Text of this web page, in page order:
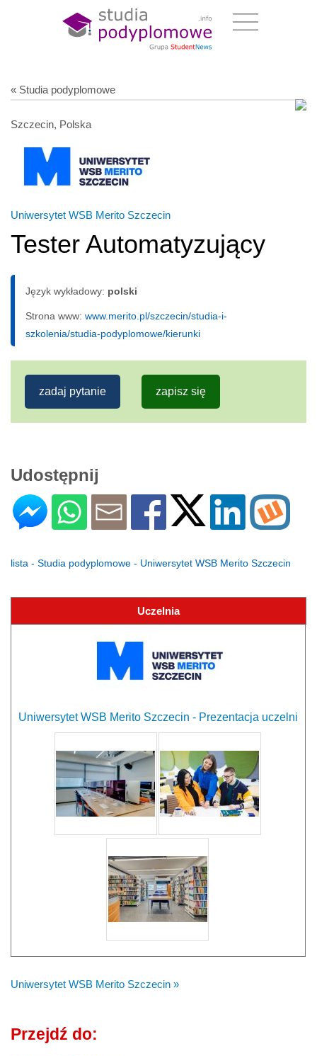
« Studia podyplomowe
Szczecin, Polska
Uniwersytet WSB Merito Szczecin
Tester Automatyzujący
Język wykładowy: polski
Strona www: www.merito.pl/szczecin/studia-i-
szkolenia/studia-podyplomowe/kierunki
zadaj pytanie zapisz się
Udostępnij
lista - Studia podyplomowe - Uniwersytet WSB Merito Szczecin
Uczelnia
Uniwersytet WSB Merito Szczecin - Prezentacja uczelni
Uniwersytet WSB Merito Szczecin »
Przejdź do: